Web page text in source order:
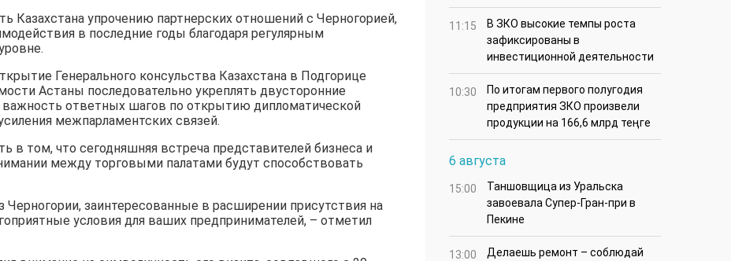
Казахстана упрочению партнерских отношений с Черногорией,
в последние годы благодаря регулярным
Генерального консульства Казахстана в Подгорице
Астаны последовательно укреплять двусторонние
ответных шагов по открытию дипломатической
межпарламентских связей.
в том, что сегодняшняя встреча представителей бизнеса и
между торговыми палатами будут способствовать
Черногории, заинтересованные в расширении присутствия на
условия для ваших предпринимателей, – отметил
11:15
В ЗКО высокие темпы роста
зафиксированы в
инвестиционной деятельности
10:30
По итогам первого полугодия
предприятия ЗКО произвели
продукции на 166,6 млрд теңге
6 августа
15:00
Таншовщица из Уральска
завоевала Супер-Гран-при в
Пекине
13:00
Делаешь ремонт – соблюдай